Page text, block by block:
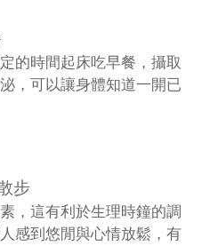
的時間起床吃早餐，攝取
，可以讓身體知道一開已
步
，這有利於生理時鐘的調
感到悠閒與心情放鬆，有